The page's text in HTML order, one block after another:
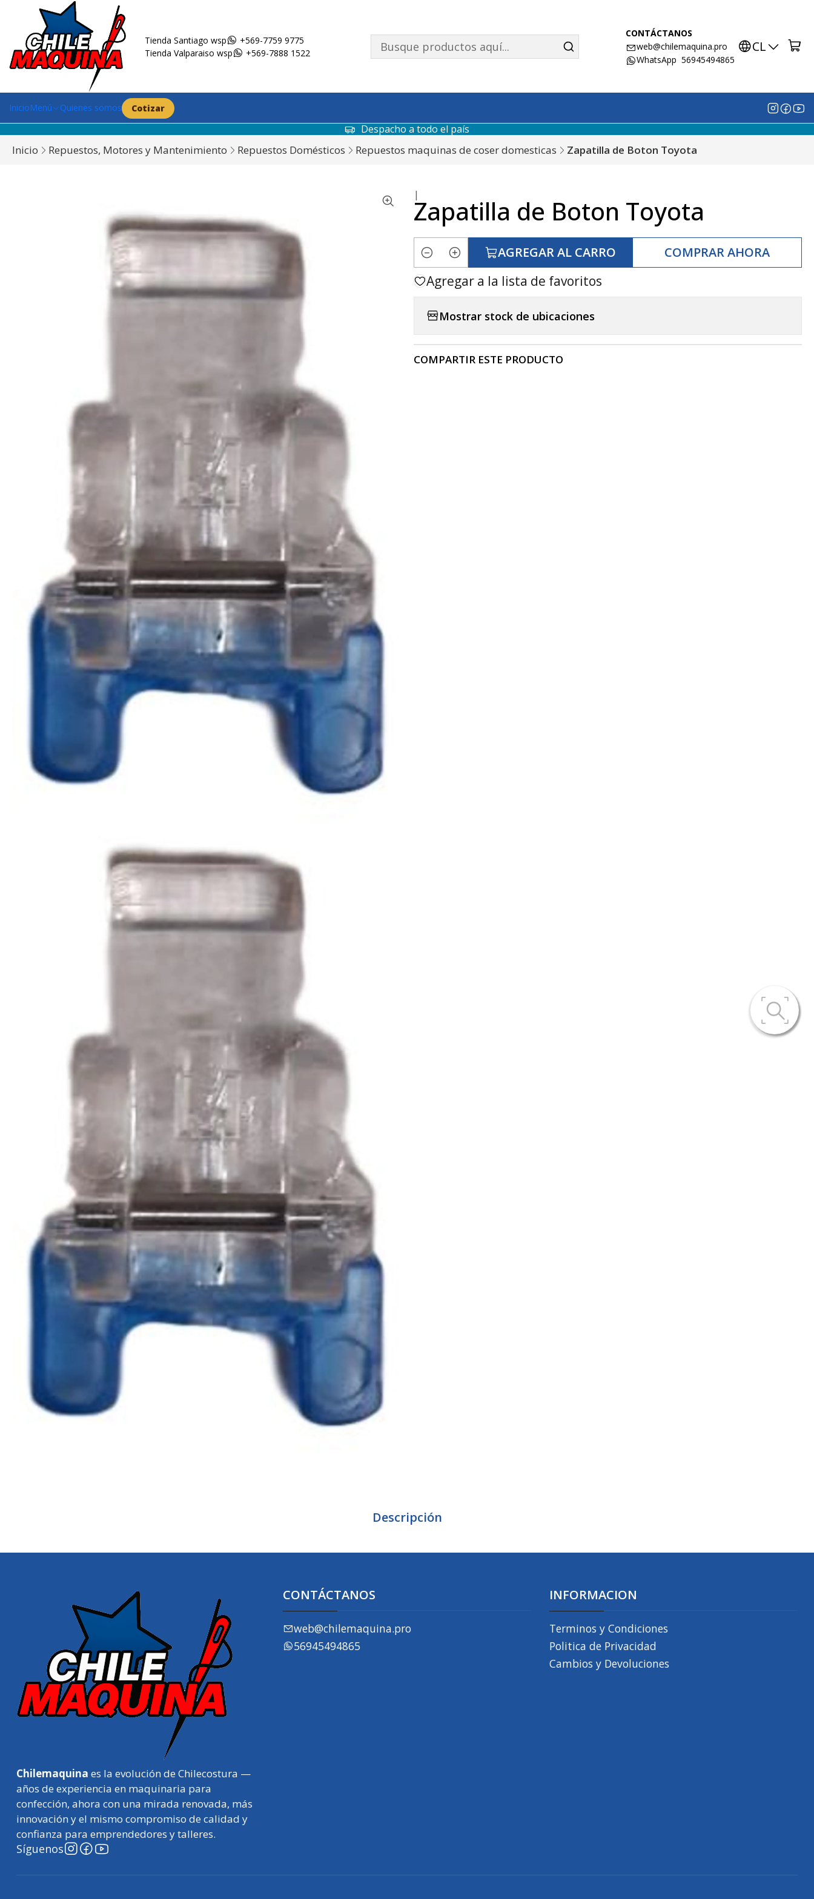
Tienda Santiago wsp
+569-7759 9775
Tienda Valparaiso wsp
+569-7888 1522
CONTÁCTANOS
web@chilemaquina.pro
WhatsApp 56945494865
CL
InicioMenú Quienes somos Cotizar
Despacho a todo el país
Inicio Repuestos, Motores y Mantenimiento Repuestos Domésticos Repuestos maquinas de coser domesticas Zapatilla de Boton Toyota
|
Zapatilla de Boton Toyota
Cantidad
AGREGAR AL CARRO COMPRAR AHORA
Agregar a la lista de favoritos
Mostrar stock de ubicaciones
COMPARTIR ESTE PRODUCTO
Descripción
Chilemaquina es la evolución de Chilecostura —
años de experiencia en maquinaria para
confección, ahora con una mirada renovada, más
innovación y el mismo compromiso de calidad y
confianza para emprendedores y talleres.
Síguenos
CONTÁCTANOS
web@chilemaquina.pro
56945494865
INFORMACION
Terminos y Condiciones
Politica de Privacidad
Cambios y Devoluciones